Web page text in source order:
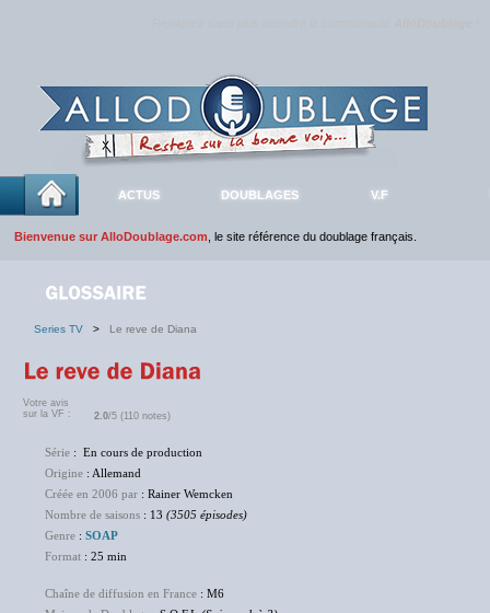
ACTUS DOUBLAGES V.F
Bienvenue sur AlloDoublage.com , le site référence du doublage français.
Series TV > Le reve de Diana
Votre avis
sur la VF :
2.0/5 (110 notes)
Série : En cours de production
Origine : Allemand
Créée en 2006 par : Rainer Wemcken
Nombre de saisons : 13 (3505 épisodes)
Genre : SOAP
Format : 25 min
Chaîne de diffusion en France : M6